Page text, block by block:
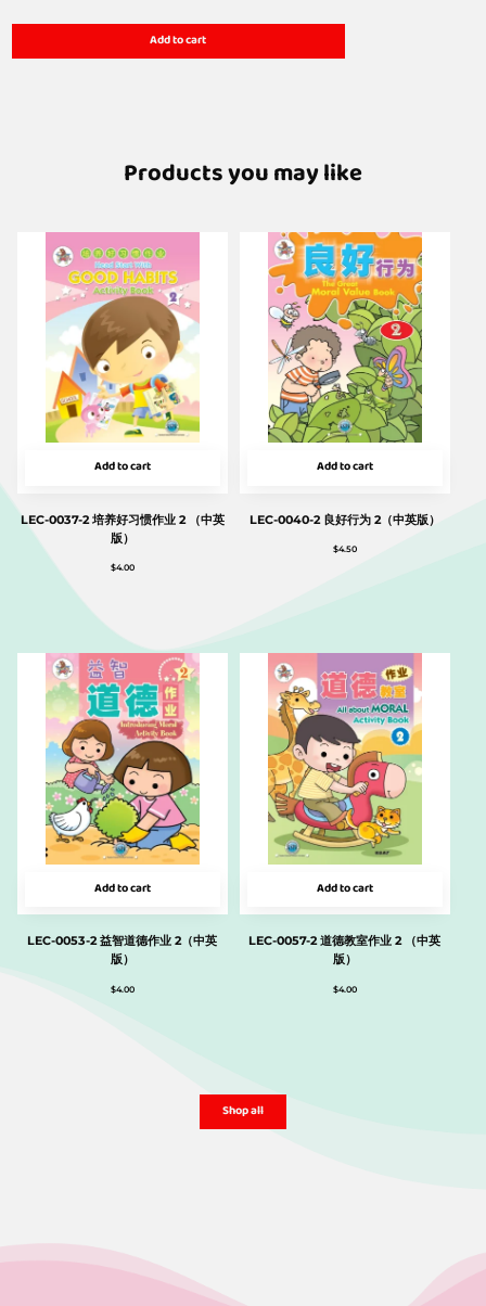
Add to cart
Products you may like
Add to cart
LEC-0037-2 培养好习惯作业 2 （中英
版）
$4.00
Add to cart
LEC-0040-2 良好行为 2（中英版）
$4.50
Add to cart
LEC-0053-2 益智道德作业 2（中英
版）
$4.00
Add to cart
LEC-0057-2 道德教室作业 2 （中英
版）
$4.00
Shop all